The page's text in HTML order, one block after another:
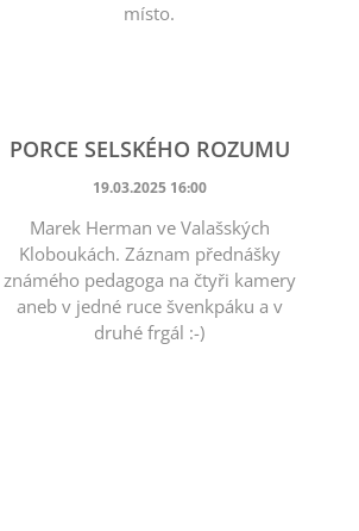
místo.
PORCE SELSKÉHO ROZUMU
19.03.2025 16:00
Marek Herman ve Valašských
Kloboukách. Záznam přednášky
známého pedagoga na čtyři kamery
aneb v jedné ruce švenkpáku a v
druhé frgál :-)